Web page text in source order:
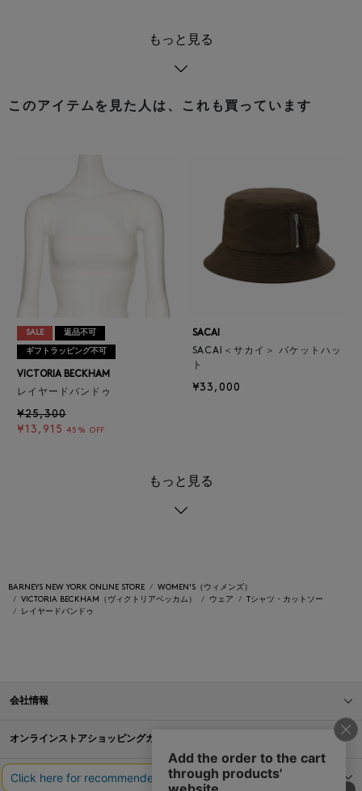
もっと見る
このアイテムを見た人は、これも買っています
SALE 返品不可
ギフトラッピング不可
VICTORIA BECKHAM
レイヤードバンドゥ
¥25,300
¥13,915 45% OFF
SACAI
SACAI＜サカイ＞ バケットハッ
ト
¥33,000
もっと見る
BARNEYS NEW YORK ONLINE STORE
WOMEN'S（ウィメンズ）
VICTORIA BECKHAM（ヴィクトリアベッカム）
ウェア
Tシャツ・カットソー
レイヤードバンドゥ
会社情報
オンラインストアショッピングガイド
店舗情報